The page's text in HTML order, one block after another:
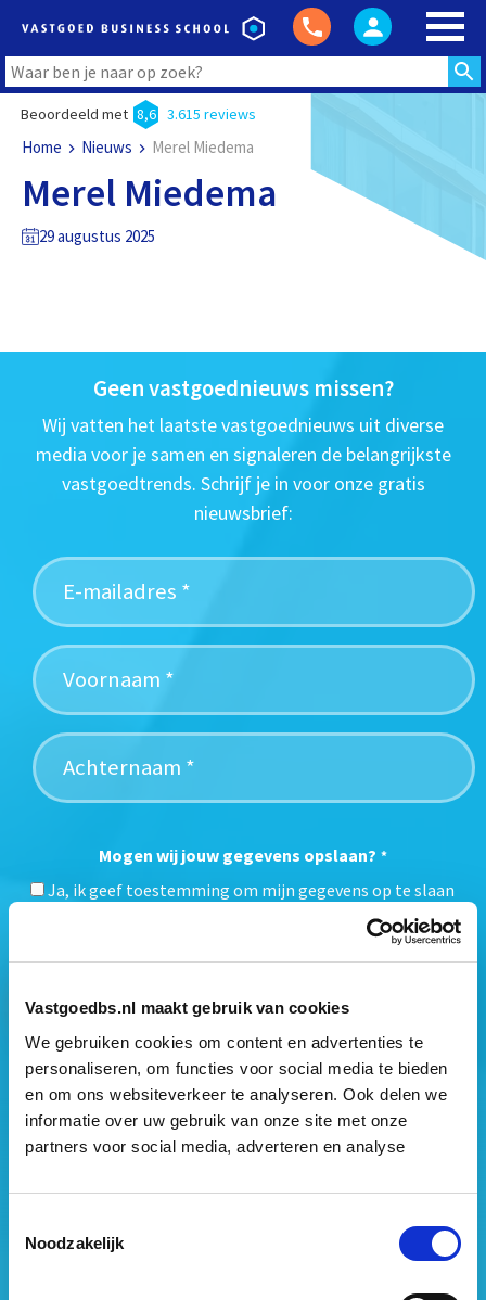
Vastgoedbs.nl maakt gebruik van cookies
We gebruiken cookies om content en advertenties te
personaliseren, om functies voor social media te bieden
en om ons websiteverkeer te analyseren. Ook delen we
informatie over uw gebruik van onze site met onze
partners voor social media, adverteren en analyse
Noodzakelijk
Beoordeeld met 8,6 3.615 reviews
Home Nieuws Merel Miedema
Merel Miedema
29 augustus 2025
Geen vastgoednieuws missen?
Wij vatten het laatste vastgoednieuws uit diverse
media voor je samen en signaleren de belangrijkste
vastgoedtrends. Schrijf je in voor onze gratis
nieuwsbrief:
Mogen wij jouw gegevens opslaan? *
Ja, ik geef toestemming om mijn gegevens op te slaan
en mij te informeren over het laatste vastgoednieuws.
Vastgoed Business School
Philitelaan 73
info@vastgoedbs.nl